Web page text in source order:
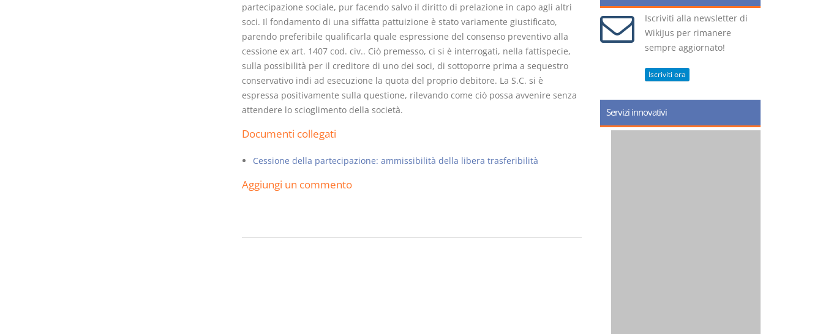
partecipazione sociale, pur facendo salvo il diritto di prelazione in capo agli altri
soci. Il fondamento di una siffatta pattuizione è stato variamente giustificato,
parendo preferibile qualificarla quale espressione del consenso preventivo alla
cessione ex art. 1407 cod. civ.. Ciò premesso, ci si è interrogati, nella fattispecie,
sulla possibilità per il creditore di uno dei soci, di sottoporre prima a sequestro
conservativo indi ad esecuzione la quota del proprio debitore. La S.C. si è
espressa positivamente sulla questione, rilevando come ciò possa avvenire senza
attendere lo scioglimento della società.
Documenti collegati
Cessione della partecipazione: ammissibilità della libera trasferibilità
Aggiungi un commento
Iscriviti alla newsletter di
WikiJus per rimanere
sempre aggiornato!
Iscriviti ora
Servizi innovativi